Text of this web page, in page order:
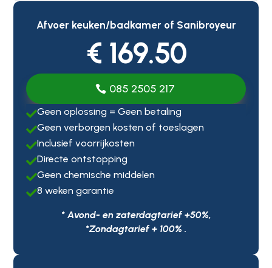
Afvoer keuken/badkamer of Sanibroyeur
€ 169.50
085 2505 217
Geen oplossing = Geen betaling
Geen verborgen kosten of toeslagen
Inclusief voorrijkosten
Directe ontstopping
Geen chemische middelen
8 weken garantie
* Avond- en zaterdagtarief +50%,
*Zondagtarief + 100% .